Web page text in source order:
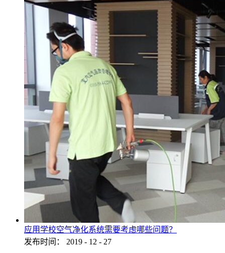
应用学校空气净化系统需要考虑哪些问题？
发布时间：
2019 - 12 - 27